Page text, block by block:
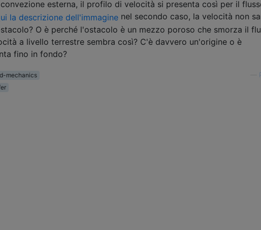
esterna, il profilo di velocità si presenta così per il
nel secondo caso, la velocità non
O è perché l'ostacolo è un mezzo poroso che smorza il
a livello terrestre sembra così? C'è davvero un'origine o è
fino in fondo?
mechanics